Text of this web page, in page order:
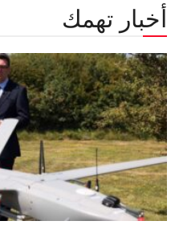
أخبار تهمك